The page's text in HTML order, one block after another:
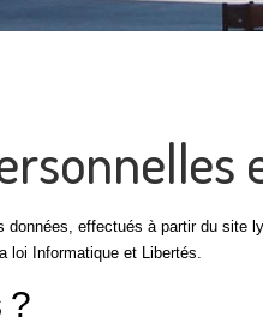
effectués à partir du site
loi Informatique et Libertés.
?